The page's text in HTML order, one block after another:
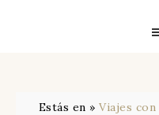
Estás en » Viajes con